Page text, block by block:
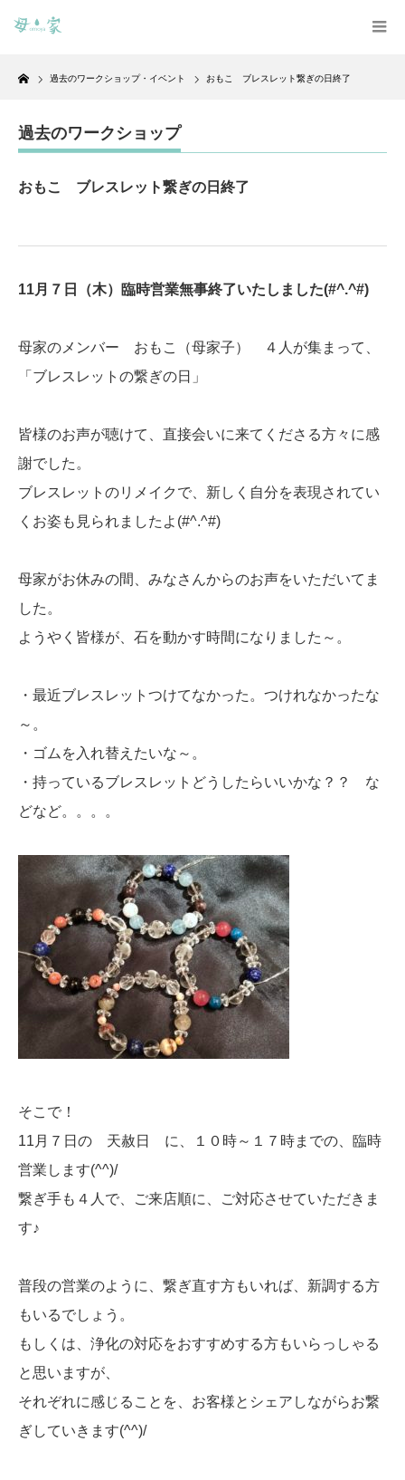
Home
過去のワークショップ・イベント おもこ ブレスレット繋ぎの日終了
過去のワークショップ
おもこ ブレスレット繋ぎの日終了
11月７日（木）臨時営業無事終了いたしました(#^.^#)
母家のメンバー おもこ（母家子） ４人が集まって、
「ブレスレットの繋ぎの日」
皆様のお声が聴けて、直接会いに来てくださる方々に感
謝でした。
ブレスレットのリメイクで、新しく自分を表現されてい
くお姿も見られましたよ(#^.^#)
母家がお休みの間、みなさんからのお声をいただいてま
した。
ようやく皆様が、石を動かす時間になりました～。
・最近ブレスレットつけてなかった。つけれなかったな
～。
・ゴムを入れ替えたいな～。
・持っているブレスレットどうしたらいいかな？？ な
どなど。。。。
そこで！
11月７日の 天赦日 に、１０時～１７時までの、臨時
営業します(^^)/
繋ぎ手も４人で、ご来店順に、ご対応させていただきま
す♪
普段の営業のように、繋ぎ直す方もいれば、新調する方
もいるでしょう。
もしくは、浄化の対応をおすすめする方もいらっしゃる
と思いますが、
それぞれに感じることを、お客様とシェアしながらお繋
ぎしていきます(^^)/